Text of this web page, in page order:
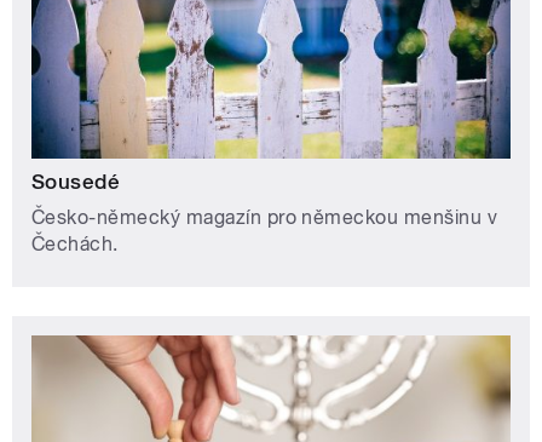
Sousedé
Česko-německý magazín pro německou menšinu v
Čechách.